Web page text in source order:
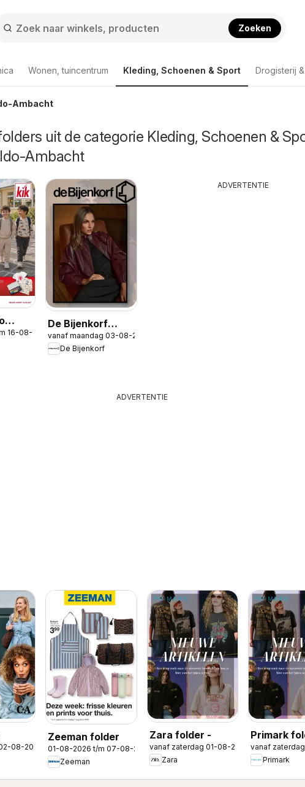
Zoeken
Wonen, tuincentrum Kleding, Schoenen & Sport Drogisterij
Ambacht
uit de categorie Kleding, Schoenen &
Ambacht
16-08-2026
De Bijenkorf
folder
vanaf maandag 03-08-2026
De Bijenkorf
ADVERTENTIE
ADVERTENTIE
08-2026
Zeeman folder
01-08-2026 t/m 07-08-2026
Zeeman
Zara folder -
vanaf zaterdag 01-08-2026
Zara
Primark
vanaf
Primark